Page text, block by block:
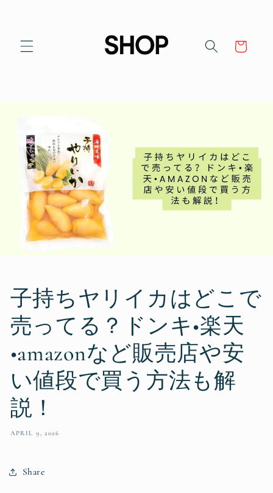
Cart
子持ちヤリイカはどこで
売ってる？ドンキ•楽天
•amazonなど販売店や安
い値段で買う方法も解
説！
APRIL 9, 2026
Share